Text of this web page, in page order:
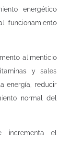
energético
funcionamiento
alimenticio
y sales
energía, reducir
normal del
incrementa el